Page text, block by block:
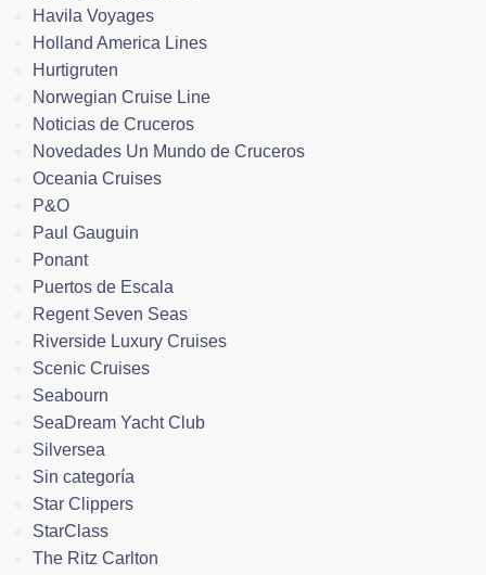
Havila Voyages
Holland America Lines
Hurtigruten
Norwegian Cruise Line
Noticias de Cruceros
Novedades Un Mundo de Cruceros
Oceania Cruises
P&O
Paul Gauguin
Ponant
Puertos de Escala
Regent Seven Seas
Riverside Luxury Cruises
Scenic Cruises
Seabourn
SeaDream Yacht Club
Silversea
Sin categoría
Star Clippers
StarClass
The Ritz Carlton